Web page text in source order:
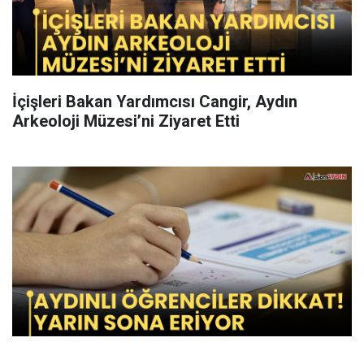
İçişleri Bakan Yardımcısı Cangir, Aydın
Arkeoloji Müzesi’ni Ziyaret Etti